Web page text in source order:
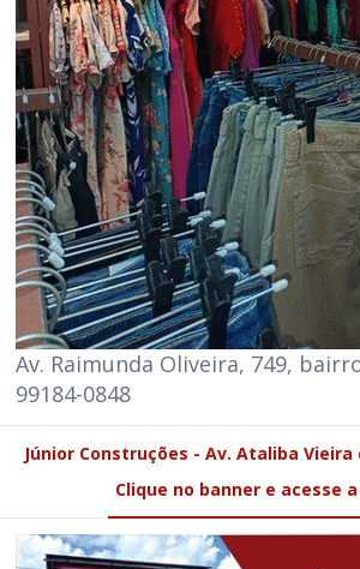
Av. Raimunda Oliveira, 749,
99184-0848
Júnior Construções - Av. Ataliba Vieira
Clique no banner e acesse